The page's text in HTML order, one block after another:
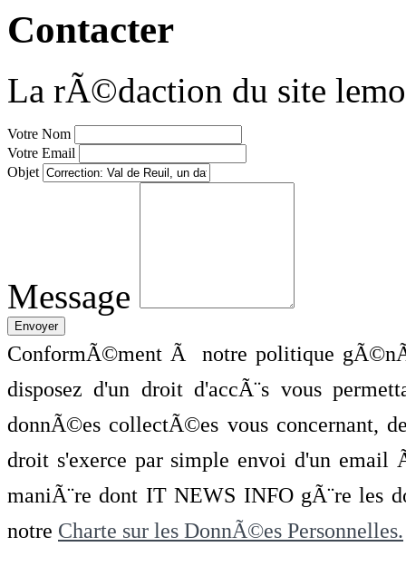
Contacter
La rÃ©daction du site
Votre Nom
Votre Email
Objet
Message
ConformÃ©ment Ã notre politique
disposez d'un droit d'accÃ¨s vous
donnÃ©es collectÃ©es vous concernant,
droit s'exerce par simple envoi d'un
maniÃ¨re dont IT NEWS INFO gÃ¨re les
notre Charte sur les DonnÃ©es Personnelles.